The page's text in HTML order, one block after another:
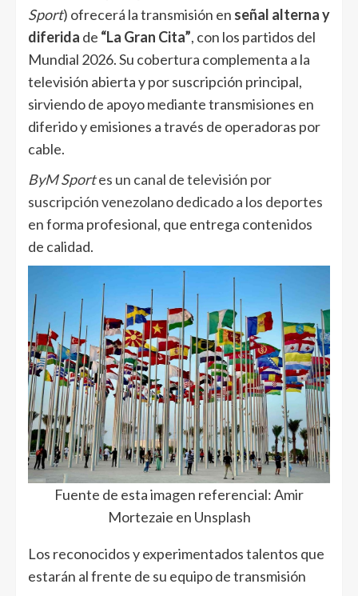
Sport) ofrecerá la transmisión en señal alterna y
diferida de “La Gran Cita”, con los partidos del
Mundial 2026. Su cobertura complementa a la
televisión abierta y por suscripción principal,
sirviendo de apoyo mediante transmisiones en
diferido y emisiones a través de operadoras por
cable.
ByM Sportes un canal de televisión por
suscripción venezolano dedicado a los deportes
en forma profesional, que entrega contenidos
de calidad.
Fuente de esta imagen referencial: Amir
Mortezaie en Unsplash
Los reconocidos y experimentados talentos que
estarán al frente de su equipo de transmisión